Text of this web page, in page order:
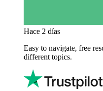
Hace 2 días
Easy to navigate, free
different topics.